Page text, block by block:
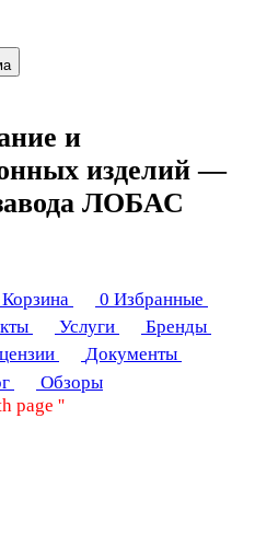
и
изделий —
ЛОБАС
Корзина 0 Избранные
Услуги
Бренды
Документы
Обзоры
page ''